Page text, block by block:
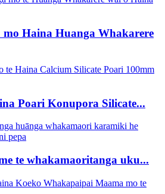
Haina Huanga Whakarere
Poari Konupora Silicate...
te whakamaoritanga uku...